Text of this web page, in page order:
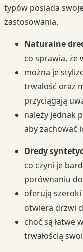
typów posiada
zastosowania.
Naturalne
co sprawia, że
można je
trwałość oraz
przyciągają
należy jednak
aby zachować
Dredy
co czyni je
porównaniu
oferują
otwiera drzwi
choć są łatwe
trwałością